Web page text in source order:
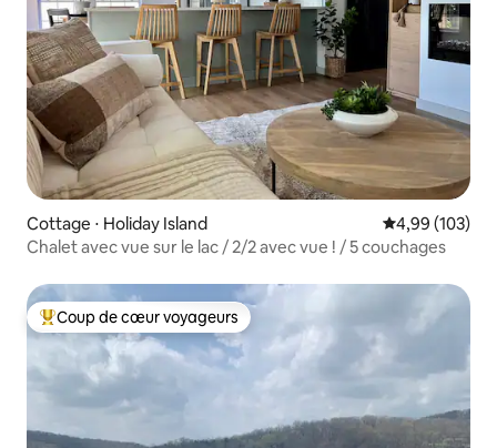
Cottage ⋅ Holiday Island Évaluation
4,99 (103)
Chalet avec vue sur le lac / 2/2 avec vue ! / 5 couchages
Coups de cœur voyageurs les plus appréciés
Coup de cœur voyageurs